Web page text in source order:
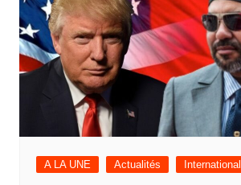
A LA UNE Actualités International